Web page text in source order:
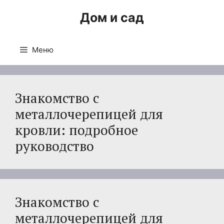
Дом и сад
Меню
Знакомство с
металлочерепицей для
кровли: подробное
руководство
Знакомство с
металлочерепицей для